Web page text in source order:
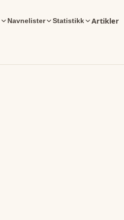
Navnelister Statistikk Artikler